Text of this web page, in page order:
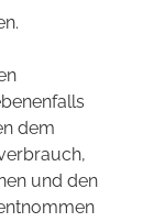
dem
und den